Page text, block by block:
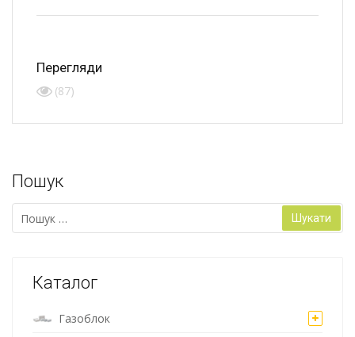
Перегляди
(87)
Пошук
Пошук:
Каталог
Газоблок